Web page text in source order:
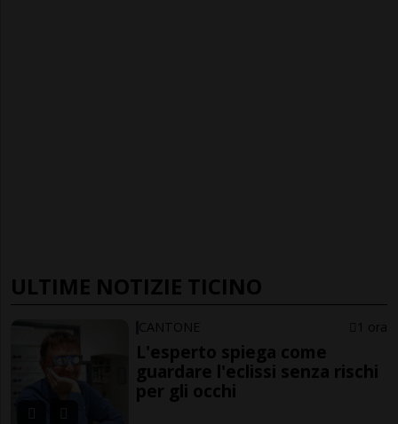
ULTIME NOTIZIE TICINO
CANTONE 1 ora
L'esperto spiega come
guardare l'eclissi senza rischi
per gli occhi